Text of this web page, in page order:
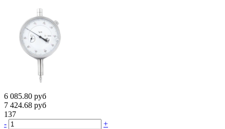
6 085.80 руб
7 424.68 руб
137
-
+